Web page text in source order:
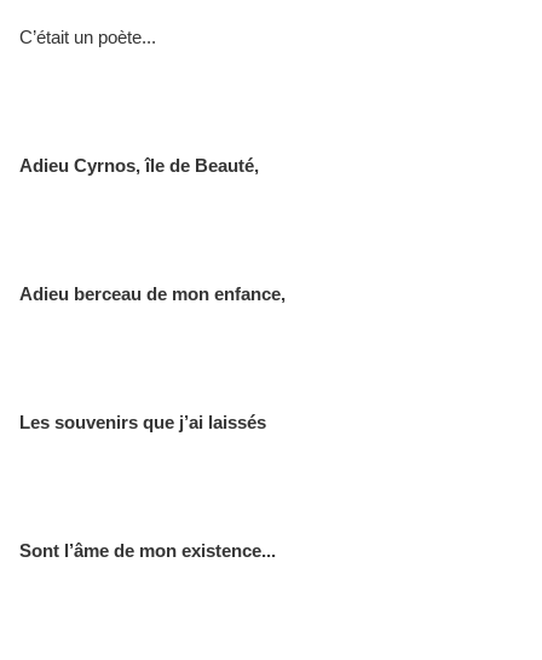
C’était un poète...
Adieu Cyrnos, île de Beauté,
Adieu berceau de mon enfance,
Les souvenirs que j’ai laissés
Sont l’âme de mon existence...